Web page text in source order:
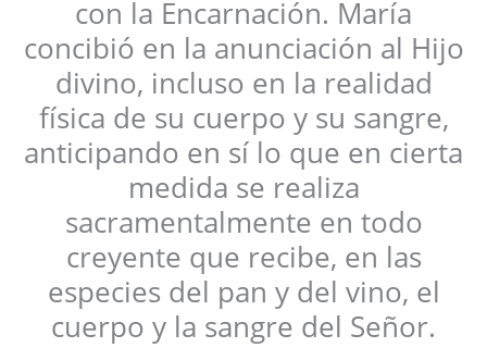
con la Encarnación. María
concibió en la anunciación al Hijo
divino, incluso en la realidad
física de su cuerpo y su sangre,
anticipando en sí lo que en cierta
medida se realiza
sacramentalmente en todo
creyente que recibe, en las
especies del pan y del vino, el
cuerpo y la sangre del Señor.